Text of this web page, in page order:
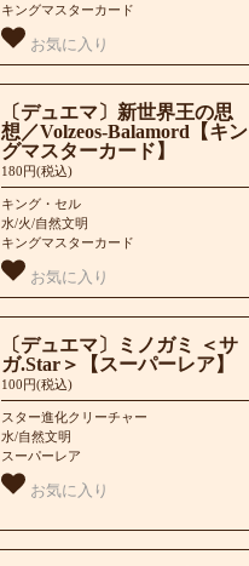
キングマスターカード
お気に入り
〔デュエマ〕新世界王の思
想／Volzeos-Balamord【キン
グマスターカード】
180円(税込)
キング・セル
水/火/自然文明
キングマスターカード
お気に入り
〔デュエマ〕ミノガミ ＜サ
ガ.Star＞【スーパーレア】
100円(税込)
スター進化クリーチャー
水/自然文明
スーパーレア
お気に入り